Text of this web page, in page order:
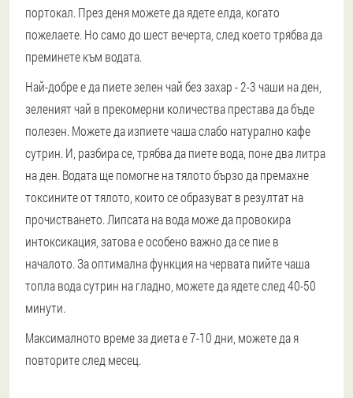
портокал. През деня можете да ядете елда, когато
пожелаете. Но само до шест вечерта, след което трябва да
преминете към водата.
Най-добре е да пиете зелен чай без захар - 2-3 чаши на ден,
зеленият чай в прекомерни количества престава да бъде
полезен. Можете да изпиете чаша слабо натурално кафе
сутрин. И, разбира се, трябва да пиете вода, поне два литра
на ден. Водата ще помогне на тялото бързо да премахне
токсините от тялото, които се образуват в резултат на
прочистването. Липсата на вода може да провокира
интоксикация, затова е особено важно да се пие в
началото. За оптимална функция на червата пийте чаша
топла вода сутрин на гладно, можете да ядете след 40-50
минути.
Максималното време за диета е 7-10 дни, можете да я
повторите след месец.